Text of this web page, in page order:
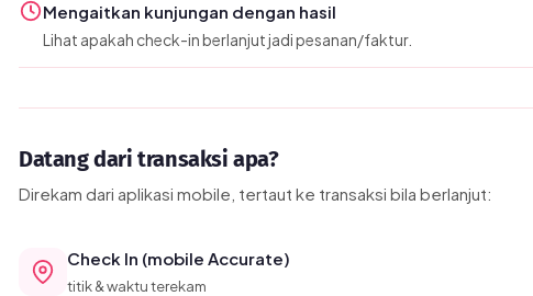
Mengaitkan kunjungan dengan hasil
Lihat apakah check-in berlanjut jadi pesanan/faktur.
Datang dari transaksi apa?
Direkam dari aplikasi mobile, tertaut ke transaksi bila berlanjut:
Check In (mobile Accurate)
titik & waktu terekam